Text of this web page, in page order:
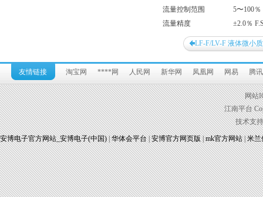
流量控制范围
5〜100％
流量精度
±2.0％
LF-F/LV-F 液体微小
友情链接 淘宝网 ****网 人民网 新华网 凤凰网 网易 腾讯
网站
江南平台
技术支
安博电子官方网站_安博电子(中国)|华体会平台|安博官方网页版|mk官方网站|米兰